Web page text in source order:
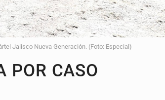
Jalisco Nueva Generación. (Foto: Especial)
POR CASO